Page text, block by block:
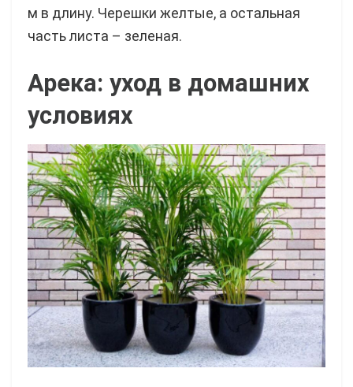
м в длину. Черешки желтые, а остальная
часть листа – зеленая.
Арека: уход в домашних
условиях